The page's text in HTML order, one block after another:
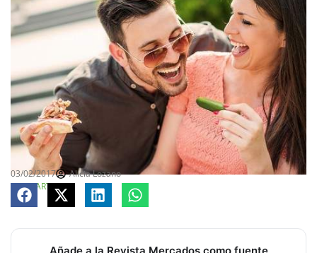
03/02/2017
Alicia Lozano
COMPARTE